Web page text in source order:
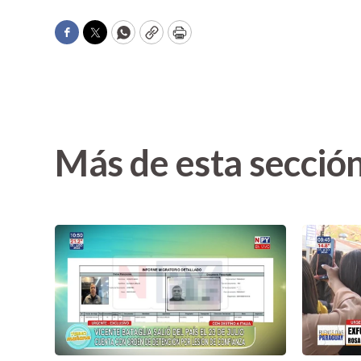
Facebook
TwitterWhatsApp
CopyPrint
Más de esta